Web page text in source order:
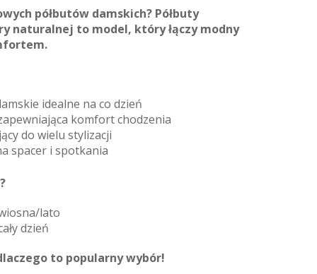
półbutów damskich? Półbuty
naturalnej to model, który łączy modny
idealne na co dzień
komfort chodzenia
do wielu stylizacji
spacer i spotkania
lato
dzień
to popularny wybór!